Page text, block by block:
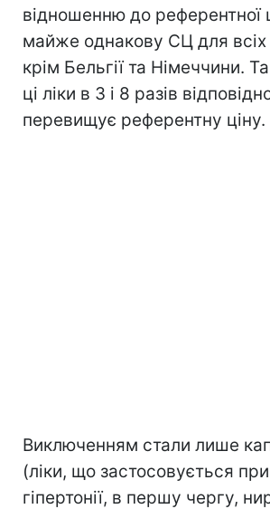
відношенню до референтної
майже однакову СЦ для всіх
крім Бельгії та Німеччини.
ці ліки в 3 і 8 разів
перевищує референтну ціну.
Виключенням стали лише
(ліки, що застосовується при
гіпертонії, в першу чергу,